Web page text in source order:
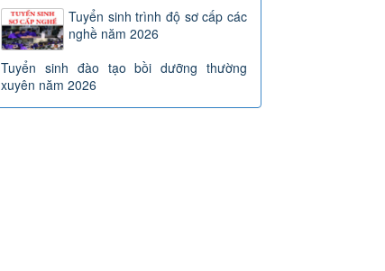
Tuyển sinh trình độ sơ cấp các
nghề năm 2026
Tuyển sinh đào tạo bồi dưỡng thường
xuyên năm 2026